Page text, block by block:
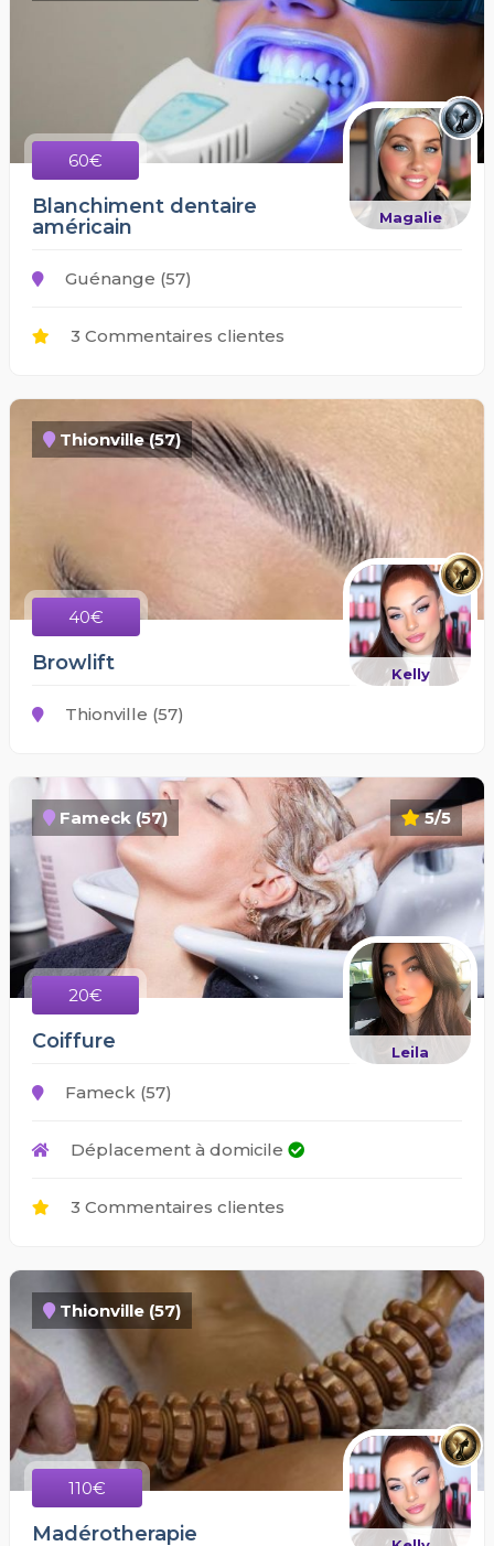
60€
Magalie
Blanchiment dentaire
américain
Guénange (57)
3 Commentaires clientes
Thionville (57)
40€
Kelly
Browlift
Thionville (57)
5/5
Fameck (57)
20€
Leila
Coiffure
Fameck (57)
Déplacement à domicile
3 Commentaires clientes
Thionville (57)
110€
Madérotherapie